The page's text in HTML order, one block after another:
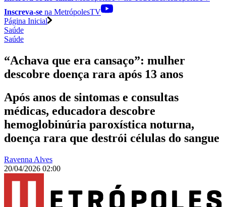
Inscreva-se na MetrópolesTV
Página Inicial
Saúde
Saúde
“Achava que era cansaço”: mulher
descobre doença rara após 13 anos
Após anos de sintomas e consultas
médicas, educadora descobre
hemoglobinúria paroxística noturna,
doença rara que destrói células do sangue
Ravenna Alves
20/04/2026 02:00